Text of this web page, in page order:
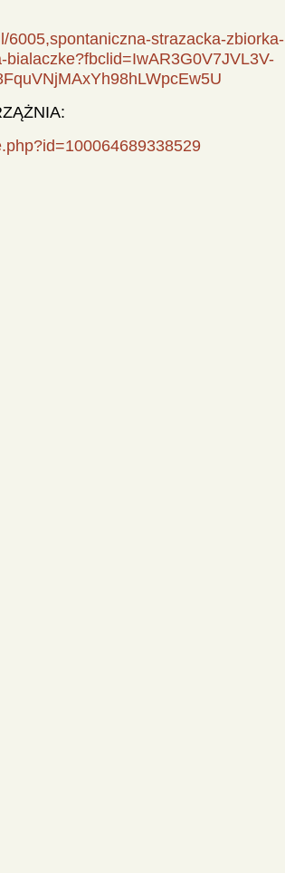
6005,spontaniczna-strazacka-zbiorka-